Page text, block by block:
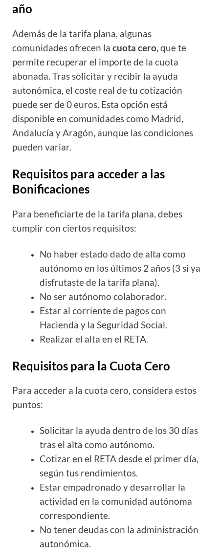
año
Además de la tarifa plana, algunas
comunidades ofrecen la cuota cero, que te
permite recuperar el importe de la cuota
abonada. Tras solicitar y recibir la ayuda
autonómica, el coste real de tu cotización
puede ser de 0 euros. Esta opción está
disponible en comunidades como Madrid,
Andalucía y Aragón, aunque las condiciones
pueden variar.
Requisitos para acceder a las
Bonificaciones
Para beneficiarte de la tarifa plana, debes
cumplir con ciertos requisitos:
No haber estado dado de alta como
autónomo en los últimos 2 años (3 si ya
disfrutaste de la tarifa plana).
No ser autónomo colaborador.
Estar al corriente de pagos con
Hacienda y la Seguridad Social.
Realizar el alta en el RETA.
Requisitos para la Cuota Cero
Para acceder a la cuota cero, considera estos
puntos:
Solicitar la ayuda dentro de los 30 días
tras el alta como autónomo.
Cotizar en el RETA desde el primer día,
según tus rendimientos.
Estar empadronado y desarrollar la
actividad en la comunidad autónoma
correspondiente.
No tener deudas con la administración
autonómica.